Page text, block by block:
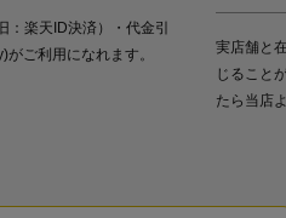
楽天ID決済）・代金引
ご利用になれます。
実店舗と
じること
たら当店